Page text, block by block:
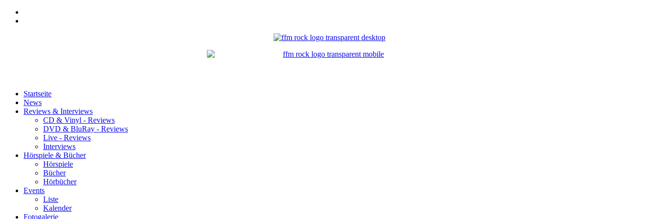
Startseite
News
Reviews & Interviews
CD & Vinyl - Reviews
DVD & BluRay - Reviews
Live - Reviews
Interviews
Hörspiele & Bücher
Hörspiele
Bücher
Hörbücher
Events
Liste
Kalender
Fotogalerie